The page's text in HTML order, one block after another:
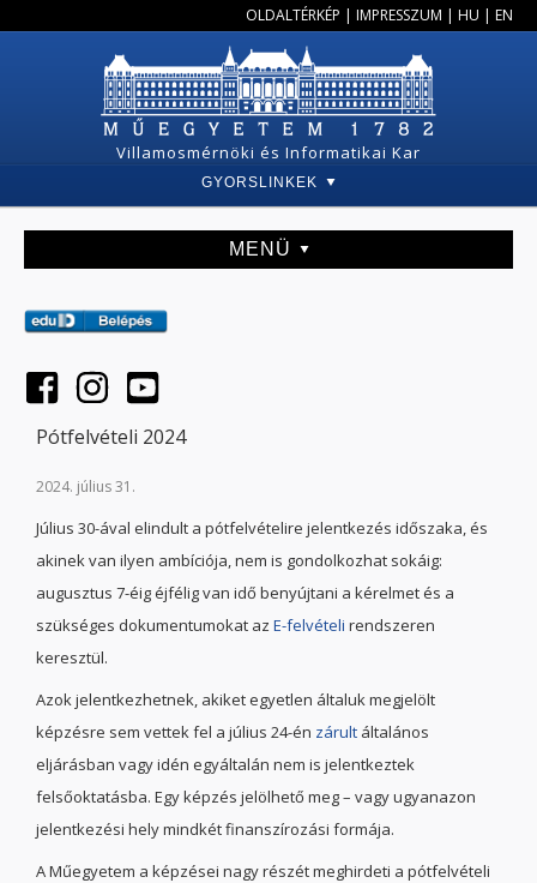
OLDALTÉRKÉP | IMPRESSZUM | HU | EN
Villamosmérnöki és Informatikai Kar
GYORSLINKEK
MENÜ
Pótfelvételi 2024
2024. július 31.
Július 30-ával elindult a pótfelvételire jelentkezés időszaka, és
akinek van ilyen ambíciója, nem is gondolkozhat sokáig:
augusztus 7-éig éjfélig van idő benyújtani a kérelmet és a
szükséges dokumentumokat az E-felvételi rendszeren
keresztül.
Azok jelentkezhetnek, akiket egyetlen általuk megjelölt
képzésre sem vettek fel a július 24-én zárult általános
eljárásban vagy idén egyáltalán nem is jelentkeztek
felsőoktatásba. Egy képzés jelölhető meg – vagy ugyanazon
jelentkezési hely mindkét finanszírozási formája.
A Műegyetem a képzései nagy részét meghirdeti a pótfelvételi